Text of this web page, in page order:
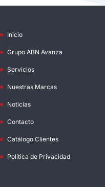
Inicio
Grupo ABN Avanza
Servicios
Nuestras Marcas
Noticias
Contacto
Catálogo Clientes
Política de Privacidad